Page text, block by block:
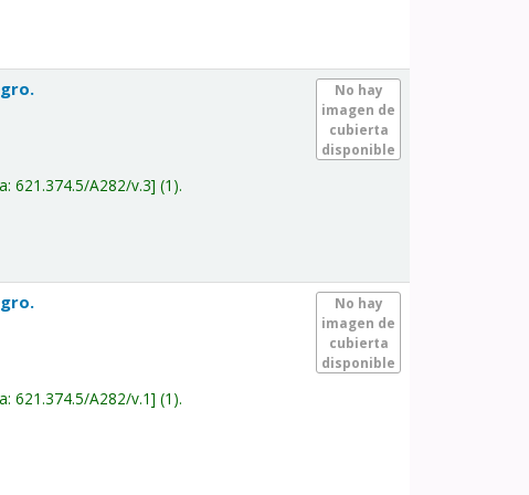
No hay
imagen de
cubierta
disponible
621.374.5/A282/v.3 (1).
No hay
imagen de
cubierta
disponible
621.374.5/A282/v.1 (1).